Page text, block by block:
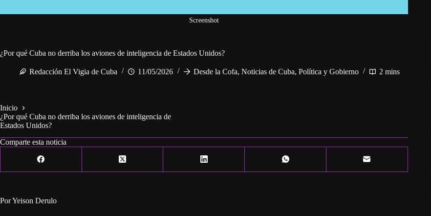
Screenshot
¿Por qué Cuba no derriba los aviones de inteligencia de Estados Unidos?
Redacción El Vigia de Cuba 11/05/2026 Desde la Cofa, Noticias de Cuba, Política y Gobierno 2 mins
Inicio
¿Por qué Cuba no derriba los aviones de inteligencia de
Estados Unidos?
Comparte esta noticia
Por Yeison Derulo